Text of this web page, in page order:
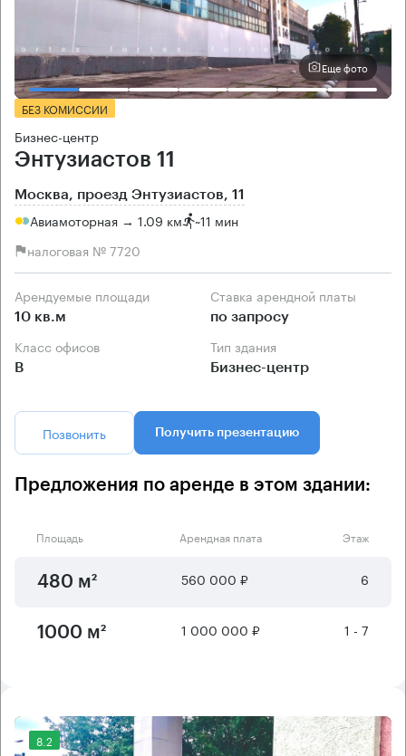
Еще фото
БЕЗ КОМИССИИ
Бизнес-центр
Энтузиастов 11
Москва, проезд Энтузиастов, 11
Авиамоторная → 1.09 км ~11 мин
налоговая № 7720
Арендуемые площади
10 кв.м
Ставка арендной платы
по запросу
Класс офисов
B
Тип здания
Бизнес-центр
Позвонить Получить презентацию
Предложения по аренде в этом здании:
Площадь Арендная плата Этаж
480 м² 560 000 ₽ 6
1000 м² 1 000 000 ₽ 1 - 7
8.2